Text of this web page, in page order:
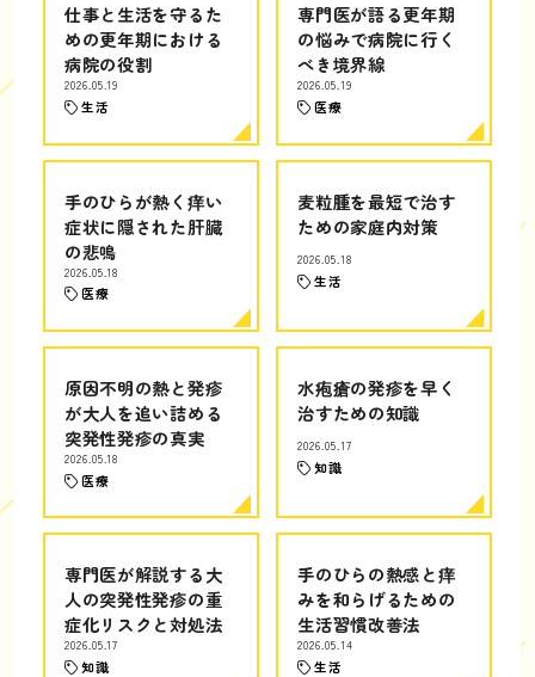
仕事と生活を守るた
めの更年期における
病院の役割
2026.05.19
生活
専門医が語る更年期
の悩みで病院に行く
べき境界線
2026.05.19
医療
手のひらが熱く痒い
症状に隠された肝臓
の悲鳴
2026.05.18
医療
麦粒腫を最短で治す
ための家庭内対策
2026.05.18
生活
原因不明の熱と発疹
が大人を追い詰める
突発性発疹の真実
2026.05.18
医療
水疱瘡の発疹を早く
治すための知識
2026.05.17
知識
専門医が解説する大
人の突発性発疹の重
症化リスクと対処法
2026.05.17
知識
手のひらの熱感と痒
みを和らげるための
生活習慣改善法
2026.05.14
生活